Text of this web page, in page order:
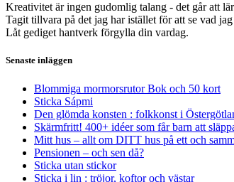
Kreativitet är ingen gudomlig talang - det går att
Tagit tillvara på det jag har istället för att se vad jag
Låt gediget hantverk förgylla din vardag.
Senaste inläggen
Blommiga mormorsrutor Bok och 50 kort
Sticka Sápmi
Den glömda konsten : folkkonst i
Skärmfritt! 400+ idéer som får barn att
Mitt hus – allt om DITT hus på ett och
Pensionen – och sen då?
Sticka utan stickor
Sticka i lin : tröjor, koftor och västar